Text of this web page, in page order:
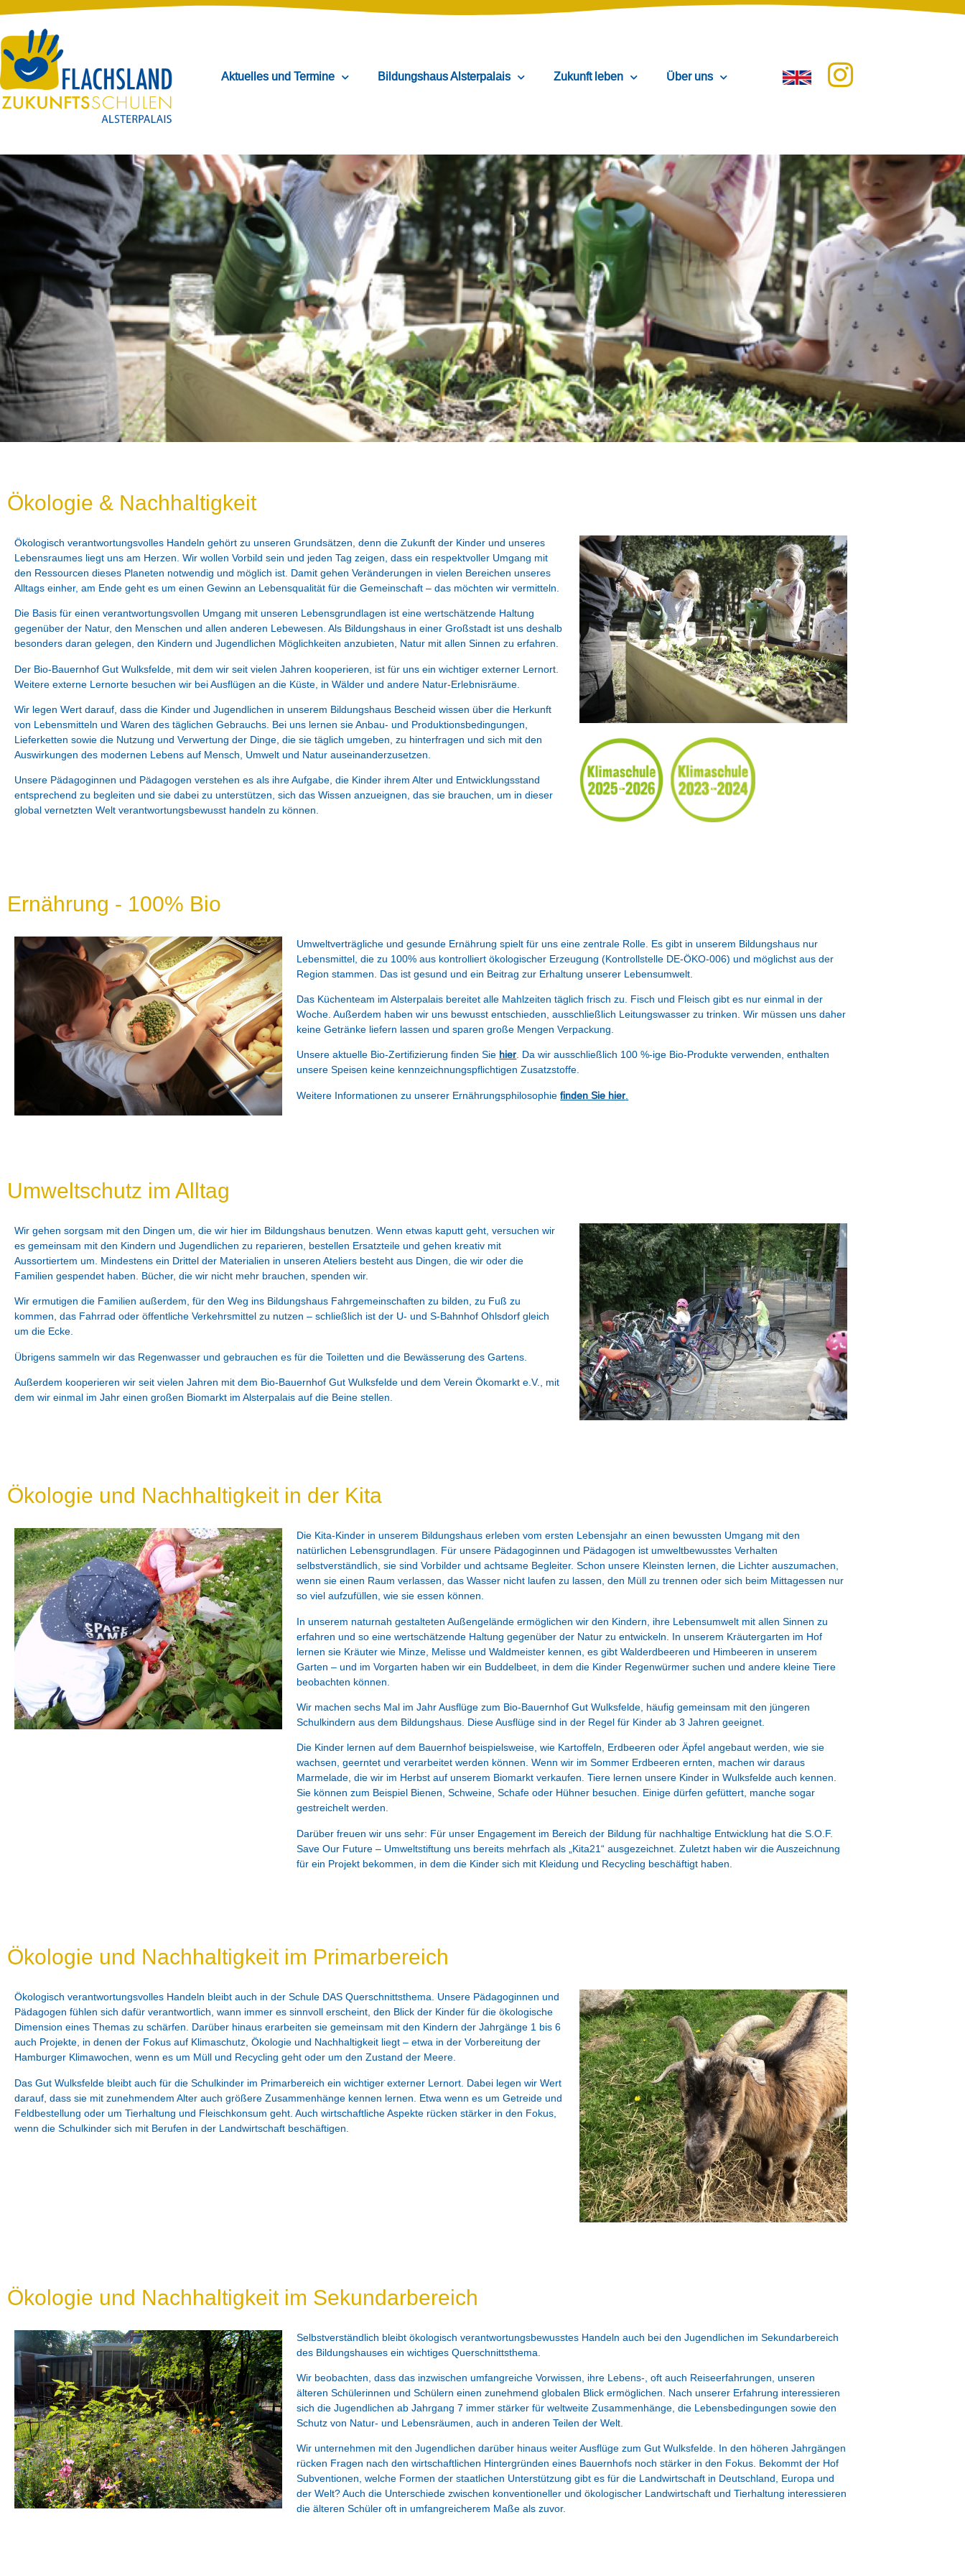
Aktuelles und Termine Bildungshaus Alsterpalais Zukunft leben Über uns
Ökologie &
Nachhaltigkeit
Ökologie & Nachhaltigkeit
Ökologisch verantwortungsvolles Handeln gehört zu unseren Grundsätzen, denn die Zukunft der Kinder und unseres
Lebensraumes liegt uns am Herzen. Wir wollen Vorbild sein und jeden Tag zeigen, dass ein respektvoller Umgang mit
den Ressourcen dieses Planeten notwendig und möglich ist. Damit gehen Veränderungen in vielen Bereichen unseres
Alltags einher, am Ende geht es um einen Gewinn an Lebensqualität für die Gemeinschaft – das möchten wir vermitteln.
Die Basis für einen verantwortungsvollen Umgang mit unseren Lebensgrundlagen ist eine wertschätzende Haltung
gegenüber der Natur, den Menschen und allen anderen Lebewesen. Als Bildungshaus in einer Großstadt ist uns deshalb
besonders daran gelegen, den Kindern und Jugendlichen Möglichkeiten anzubieten, Natur mit allen Sinnen zu erfahren.
Der Bio-Bauernhof Gut Wulksfelde, mit dem wir seit vielen Jahren kooperieren, ist für uns ein wichtiger externer Lernort.
Weitere externe Lernorte besuchen wir bei Ausflügen an die Küste, in Wälder und andere Natur-Erlebnisräume.
Wir legen Wert darauf, dass die Kinder und Jugendlichen in unserem Bildungshaus Bescheid wissen über die Herkunft
von Lebensmitteln und Waren des täglichen Gebrauchs. Bei uns lernen sie Anbau- und Produktionsbedingungen,
Lieferketten sowie die Nutzung und Verwertung der Dinge, die sie täglich umgeben, zu hinterfragen und sich mit den
Auswirkungen des modernen Lebens auf Mensch, Umwelt und Natur auseinanderzusetzen.
Unsere Pädagoginnen und Pädagogen verstehen es als ihre Aufgabe, die Kinder ihrem Alter und Entwicklungsstand
entsprechend zu begleiten und sie dabei zu unterstützen, sich das Wissen anzueignen, das sie brauchen, um in dieser
global vernetzten Welt verantwortungsbewusst handeln zu können.
Ernährung - 100% Bio
Umweltverträgliche und gesunde Ernährung spielt für uns eine zentrale Rolle. Es gibt in unserem Bildungshaus nur
Lebensmittel, die zu 100% aus kontrolliert ökologischer Erzeugung (Kontrollstelle DE-ÖKO-006) und möglichst aus der
Region stammen. Das ist gesund und ein Beitrag zur Erhaltung unserer Lebensumwelt.
Das Küchenteam im Alsterpalais bereitet alle Mahlzeiten täglich frisch zu. Fisch und Fleisch gibt es nur einmal in der
Woche. Außerdem haben wir uns bewusst entschieden, ausschließlich Leitungswasser zu trinken. Wir müssen uns daher
keine Getränke liefern lassen und sparen große Mengen Verpackung.
Unsere aktuelle Bio-Zertifizierung finden Sie hier. Da wir ausschließlich 100 %-ige Bio-Produkte verwenden, enthalten
unsere Speisen keine kennzeichnungspflichtigen Zusatzstoffe.
Weitere Informationen zu unserer Ernährungsphilosophiefinden Sie hier
Umweltschutz im Alltag
Wir gehen sorgsam mit den Dingen um, die wir hier im Bildungshaus benutzen. Wenn etwas kaputt geht, versuchen wir
es gemeinsam mit den Kindern und Jugendlichen zu reparieren, bestellen Ersatzteile und gehen kreativ mit
Aussortiertem um. Mindestens ein Drittel der Materialien in unseren Ateliers besteht aus Dingen, die wir oder die
Familien gespendet haben. Bücher, die wir nicht mehr brauchen, spenden wir.
Wir ermutigen die Familien außerdem, für den Weg ins Bildungshaus Fahrgemeinschaften zu bilden, zu Fuß zu
kommen, das Fahrrad oder öffentliche Verkehrsmittel zu nutzen – schließlich ist der U- und S-Bahnhof Ohlsdorf gleich
um die Ecke.
Übrigens sammeln wir das Regenwasser und gebrauchen es für die Toiletten und die Bewässerung des Gartens.
Außerdem kooperieren wir seit vielen Jahren mit dem Bio-Bauernhof Gut Wulksfelde und dem Verein Ökomarkt e.V., mit
dem wir einmal im Jahr einen großen Biomarkt im Alsterpalais auf die Beine stellen.
Ökologie und Nachhaltigkeit in der Kita
Die Kita-Kinder in unserem Bildungshaus erleben vom ersten Lebensjahr an einen bewussten Umgang mit den
natürlichen Lebensgrundlagen. Für unsere Pädagoginnen und Pädagogen ist umweltbewusstes Verhalten
selbstverständlich, sie sind Vorbilder und achtsame Begleiter. Schon unsere Kleinsten lernen, die Lichter auszumachen,
wenn sie einen Raum verlassen, das Wasser nicht laufen zu lassen, den Müll zu trennen oder sich beim Mittagessen nur
so viel aufzufüllen, wie sie essen können.
In unserem naturnah gestalteten Außengelände ermöglichen wir den Kindern, ihre Lebensumwelt mit allen Sinnen zu
erfahren und so eine wertschätzende Haltung gegenüber der Natur zu entwickeln. In unserem Kräutergarten im Hof
lernen sie Kräuter wie Minze, Melisse und Waldmeister kennen, es gibt Walderdbeeren und Himbeeren in unserem
Garten – und im Vorgarten haben wir ein Buddelbeet, in dem die Kinder Regenwürmer suchen und andere kleine Tiere
beobachten können.
Wir machen sechs Mal im Jahr Ausflüge zum Bio-Bauernhof Gut Wulksfelde, häufig gemeinsam mit den jüngeren
Schulkindern aus dem Bildungshaus. Diese Ausflüge sind in der Regel für Kinder ab 3 Jahren geeignet.
Die Kinder lernen auf dem Bauernhof beispielsweise, wie Kartoffeln, Erdbeeren oder Äpfel angebaut werden, wie sie
wachsen, geerntet und verarbeitet werden können. Wenn wir im Sommer Erdbeeren ernten, machen wir daraus
Marmelade, die wir im Herbst auf unserem Biomarkt verkaufen. Tiere lernen unsere Kinder in Wulksfelde auch kennen.
Sie können zum Beispiel Bienen, Schweine, Schafe oder Hühner besuchen. Einige dürfen gefüttert, manche sogar
gestreichelt werden.
Darüber freuen wir uns sehr: Für unser Engagement im Bereich der Bildung für nachhaltige Entwicklung hat die S.O.F.
Save Our Future – Umweltstiftung uns bereits mehrfach als „Kita21“ ausgezeichnet. Zuletzt haben wir die Auszeichnung
für ein Projekt bekommen, in dem die Kinder sich mit Kleidung und Recycling beschäftigt haben.
Ökologie und Nachhaltigkeit im Primarbereich
Ökologisch verantwortungsvolles Handeln bleibt auch in der Schule DAS Querschnittsthema. Unsere Pädagoginnen und
Pädagogen fühlen sich dafür verantwortlich, wann immer es sinnvoll erscheint, den Blick der Kinder für die ökologische
Dimension eines Themas zu schärfen. Darüber hinaus erarbeiten sie gemeinsam mit den Kindern der Jahrgänge 1 bis 6
auch Projekte, in denen der Fokus auf Klimaschutz, Ökologie und Nachhaltigkeit liegt – etwa in der Vorbereitung der
Hamburger Klimawochen, wenn es um Müll und Recycling geht oder um den Zustand der Meere.
Das Gut Wulksfelde bleibt auch für die Schulkinder im Primarbereich ein wichtiger externer Lernort. Dabei legen wir Wert
darauf, dass sie mit zunehmendem Alter auch größere Zusammenhänge kennen lernen. Etwa wenn es um Getreide und
Feldbestellung oder um Tierhaltung und Fleischkonsum geht. Auch wirtschaftliche Aspekte rücken stärker in den Fokus,
wenn die Schulkinder sich mit Berufen in der Landwirtschaft beschäftigen.
Ökologie und Nachhaltigkeit im Sekundarbereich
Selbstverständlich bleibt ökologisch verantwortungsbewusstes Handeln auch bei den Jugendlichen im Sekundarbereich
des Bildungshauses ein wichtiges Querschnittsthema.
Wir beobachten, dass das inzwischen umfangreiche Vorwissen, ihre Lebens-, oft auch Reiseerfahrungen, unseren
älteren Schülerinnen und Schülern einen zunehmend globalen Blick ermöglichen. Nach unserer Erfahrung interessieren
sich die Jugendlichen ab Jahrgang 7 immer stärker für weltweite Zusammenhänge, die Lebensbedingungen sowie den
Schutz von Natur- und Lebensräumen, auch in anderen Teilen der Welt.
Wir unternehmen mit den Jugendlichen darüber hinaus weiter Ausflüge zum Gut Wulksfelde. In den höheren Jahrgängen
rücken Fragen nach den wirtschaftlichen Hintergründen eines Bauernhofs noch stärker in den Fokus. Bekommt der Hof
Subventionen, welche Formen der staatlichen Unterstützung gibt es für die Landwirtschaft in Deutschland, Europa und
der Welt? Auch die Unterschiede zwischen konventioneller und ökologischer Landwirtschaft und Tierhaltung interessieren
die älteren Schüler oft in umfangreicherem Maße als zuvor.